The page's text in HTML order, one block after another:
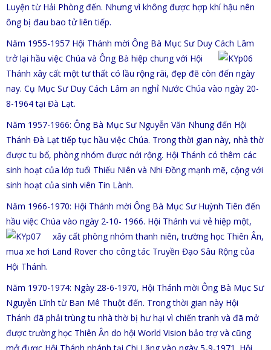
Luyện từ Hải Phòng đến. Nhưng vì không được hợp khí hậu nên
ông bị đau bao tử liên tiếp.
Năm 1955-1957 Hội Thánh mời Ông Bà Mục Sư Duy Cách Lâm
trở lại hầu việc Chúa và Ông Bà hiệp chung với Hội
Thánh xây cất một tư thất có lầu rộng rãi, đẹp đẽ còn đến ngày
nay. Cụ Mục Sư Duy Cách Lâm an nghỉ Nước Chúa vào ngày 20-
8-1964 tại Đà Lạt.
Năm 1957-1966: Ông Bà Mục Sư Nguyễn Văn Nhung đến Hội
Thánh Đà Lạt tiếp tục hầu việc Chúa. Trong thời gian này, nhà thờ
được tu bổ, phòng nhóm được nới rộng. Hội Thánh có thêm các
sinh hoạt của lớp tuổi Thiếu Niên và Nhi Đồng mạnh mẽ, cộng với
sinh hoạt của sinh viên Tin Lành.
Năm 1966-1970: Hội Thánh mời Ông Bà Mục Sư Huỳnh Tiên đến
hầu việc Chúa vào ngày 2-10- 1966. Hội Thánh vui vẻ hiệp một,
xây cất phòng nhóm thanh niên, trường học Thiên Ân,
mua xe hơi Land Rover cho công tác Truyền Đạo Sâu Rộng của
Hội Thánh.
Năm 1970-1974: Ngày 28-6-1970, Hội Thánh mời Ông Bà Mục Sư
Nguyễn Lĩnh từ Ban Mê Thuột đến. Trong thời gian này Hội
Thánh đã phải trùng tu nhà thờ bị hư hại vì chiến tranh và đã mở
được trường học Thiên Ân do hội World Vision bảo trợ và cũng
mở được Hội Thánh nhánh tại Chi Lăng vào ngày 5-9-1971. Hội